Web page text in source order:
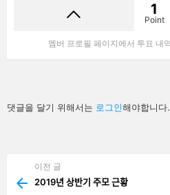
1
Point
멤버 프로필 페이지에서 투표 내
답
글
댓글을 달기 위해서는 로그인해야합니다.
more
이전 글
2019년 상반기 주모 근황